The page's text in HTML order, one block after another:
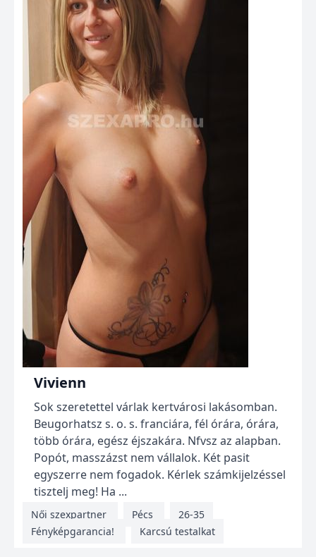
Vivienn
Sok szeretettel várlak kertvárosi lakásomban.
Beugorhatsz s. o. s. franciára, fél órára, órára,
több órára, egész éjszakára. Nfvsz az alapban.
Popót, masszázst nem vállalok. Két pasit
egyszerre nem fogadok. Kérlek számkijelzéssel
tisztelj meg! Ha ...
Női szexpartner Pécs
26-35
Fényképgarancia!
Karcsú testalkat